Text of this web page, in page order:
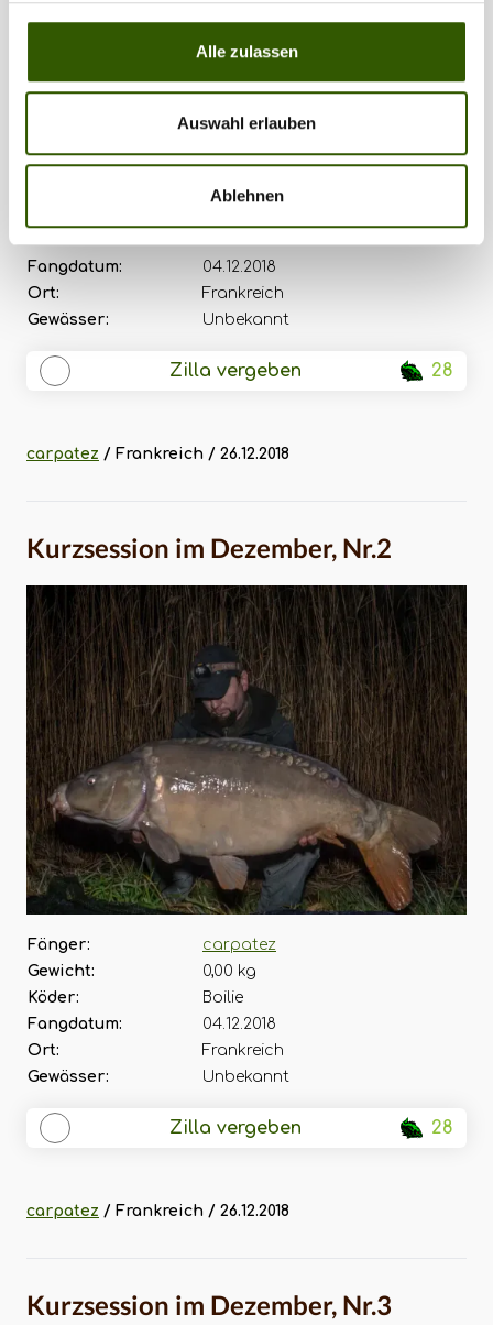
Alle zulassen
Auswahl erlauben
Ablehnen
carpatez
Fangdatum:
04.12.2018
Ort:
Frankreich
Gewässer:
Unbekannt
Zilla vergeben 28
carpatez / Frankreich / 26.12.2018
Kurzsession im Dezember, Nr.2
Fänger:
carpatez
Gewicht:
0,00 kg
Köder:
Boilie
Fangdatum:
04.12.2018
Ort:
Frankreich
Gewässer:
Unbekannt
Zilla vergeben 28
carpatez / Frankreich / 26.12.2018
Kurzsession im Dezember, Nr.3